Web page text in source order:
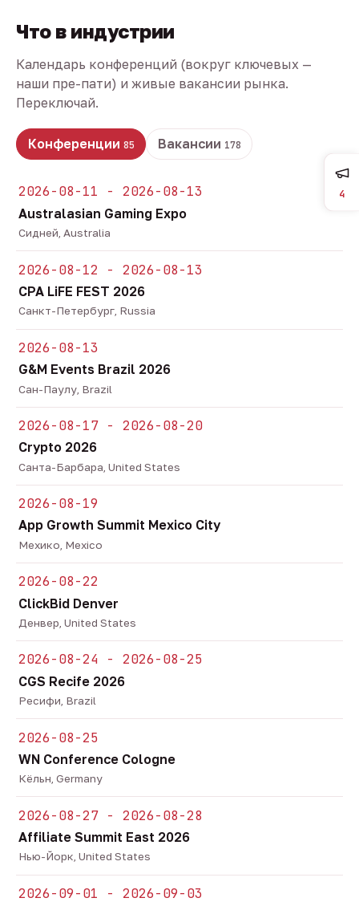
Что в индустрии
Календарь конференций (вокруг ключевых —
наши пре-пати) и живые вакансии рынка.
Переключай.
Конференции 85 Вакансии 178
2026-08-11 - 2026-08-13
Australasian Gaming Expo
Сидней, Australia
2026-08-12 - 2026-08-13
CPA LiFE FEST 2026
Санкт-Петербург, Russia
2026-08-13
G&M Events Brazil 2026
Сан-Паулу, Brazil
2026-08-17 - 2026-08-20
Crypto 2026
Санта-Барбара, United States
2026-08-19
App Growth Summit Mexico City
Мехико, Mexico
2026-08-22
ClickBid Denver
Денвер, United States
2026-08-24 - 2026-08-25
CGS Recife 2026
Ресифи, Brazil
2026-08-25
WN Conference Cologne
Кёльн, Germany
2026-08-27 - 2026-08-28
Affiliate Summit East 2026
Нью-Йорк, United States
2026-09-01 - 2026-09-03
4